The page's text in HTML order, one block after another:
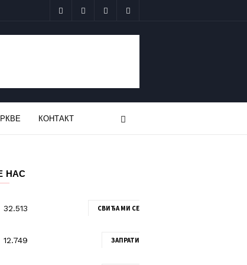
КОНТАКТ
НАС
СВИЂА МИ СЕ
ЗАПРАТИ